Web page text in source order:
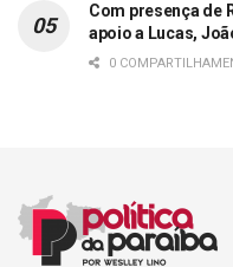
Com presença de
apoio a Lucas,
0